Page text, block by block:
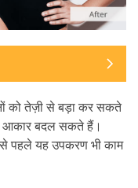
को तेज़ी से बड़ा कर सकते
आकार बदल सकते हैं।
से पहले यह उपकरण भी काम